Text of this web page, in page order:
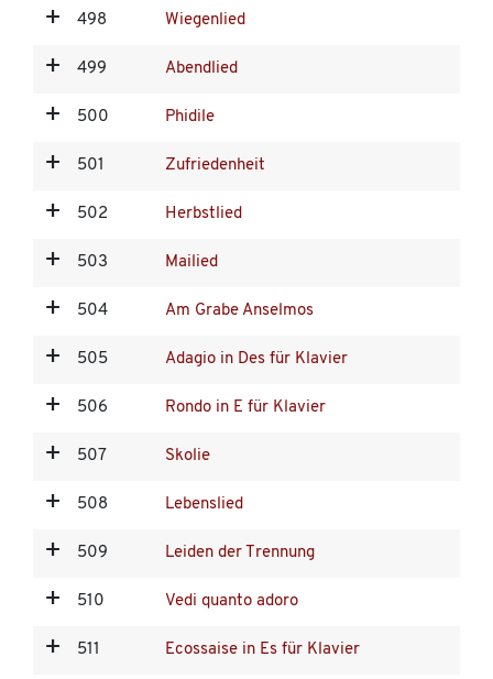
498 Wiegenlied
499 Abendlied
500 Phidile
501 Zufriedenheit
502 Herbstlied
503 Mailied
504 Am Grabe Anselmos
505 Adagio in Des für Klavier
506 Rondo in E für Klavier
507 Skolie
508 Lebenslied
509 Leiden der Trennung
510 Vedi quanto adoro
511 Ecossaise in Es für Klavier